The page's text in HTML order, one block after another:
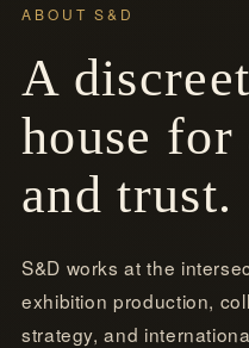
ABOUT S&D
A
house
and trust.
S&D works at the
exhibition production,
strategy, and